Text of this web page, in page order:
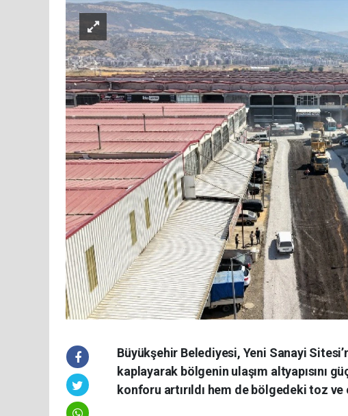
Büyükşehir Belediyesi, Yeni Sanayi
kaplayarak bölgenin ulaşım altyapısını
konforu artırıldı hem de bölgedeki toz